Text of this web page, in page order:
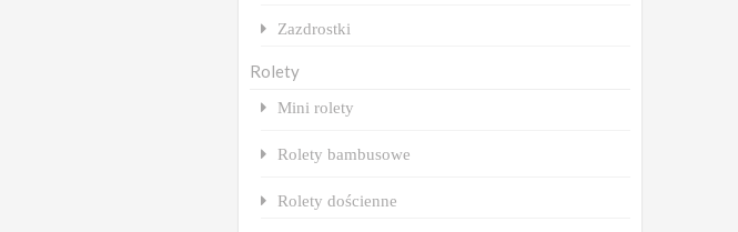
Zazdrostki
Rolety
Mini rolety
Rolety bambusowe
Rolety dościenne